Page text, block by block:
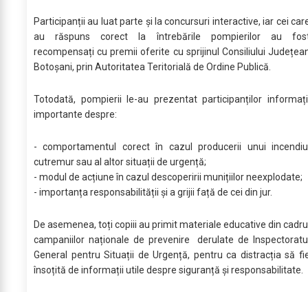
Participanții au luat parte și la concursuri interactive, iar cei
au răspuns corect la întrebările pompierilor au
recompensați cu premii oferite cu sprijinul Consiliului
Botoșani, prin Autoritatea Teritorială de Ordine Publică.
Totodată, pompierii le-au prezentat participanților
importante despre:
- comportamentul corect în cazul producerii unui
cutremur sau al altor situații de urgență;
- modul de acțiune în cazul descoperirii munițiilor neexplodate;
- importanța responsabilității și a grijii față de cei din jur.
De asemenea, toți copiii au primit materiale educative din
campaniilor naționale de prevenire derulate de
General pentru Situații de Urgență, pentru ca distracția să
însoțită de informații utile despre siguranță și responsabilitate.